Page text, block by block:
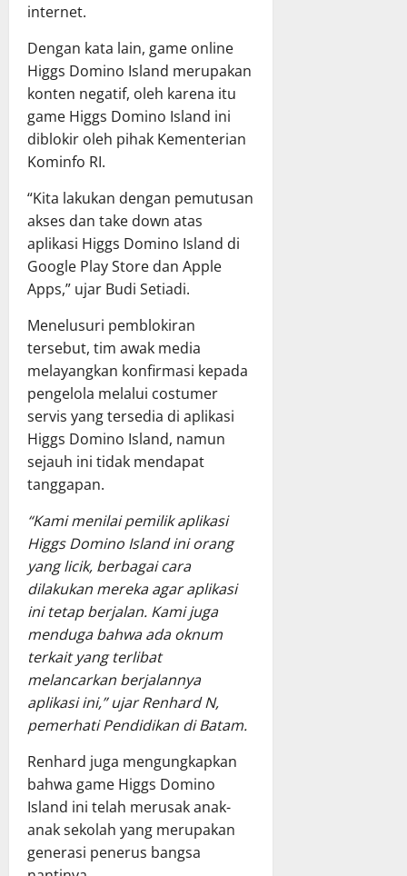
internet.
Dengan kata lain, game online
Higgs Domino Island merupakan
konten negatif, oleh karena itu
game Higgs Domino Island ini
diblokir oleh pihak Kementerian
Kominfo RI.
“Kita lakukan dengan pemutusan
akses dan take down atas
aplikasi Higgs Domino Island di
Google Play Store dan Apple
Apps,” ujar Budi Setiadi.
Menelusuri pemblokiran
tersebut, tim awak media
melayangkan konfirmasi kepada
pengelola melalui costumer
servis yang tersedia di aplikasi
Higgs Domino Island, namun
sejauh ini tidak mendapat
tanggapan.
“Kami menilai pemilik aplikasi
Higgs Domino Island ini orang
yang licik, berbagai cara
dilakukan mereka agar aplikasi
ini tetap berjalan. Kami juga
menduga bahwa ada oknum
terkait yang terlibat
melancarkan berjalannya
aplikasi ini,” ujar Renhard N,
pemerhati Pendidikan di Batam.
Renhard juga mengungkapkan
bahwa game Higgs Domino
Island ini telah merusak anak-
anak sekolah yang merupakan
generasi penerus bangsa